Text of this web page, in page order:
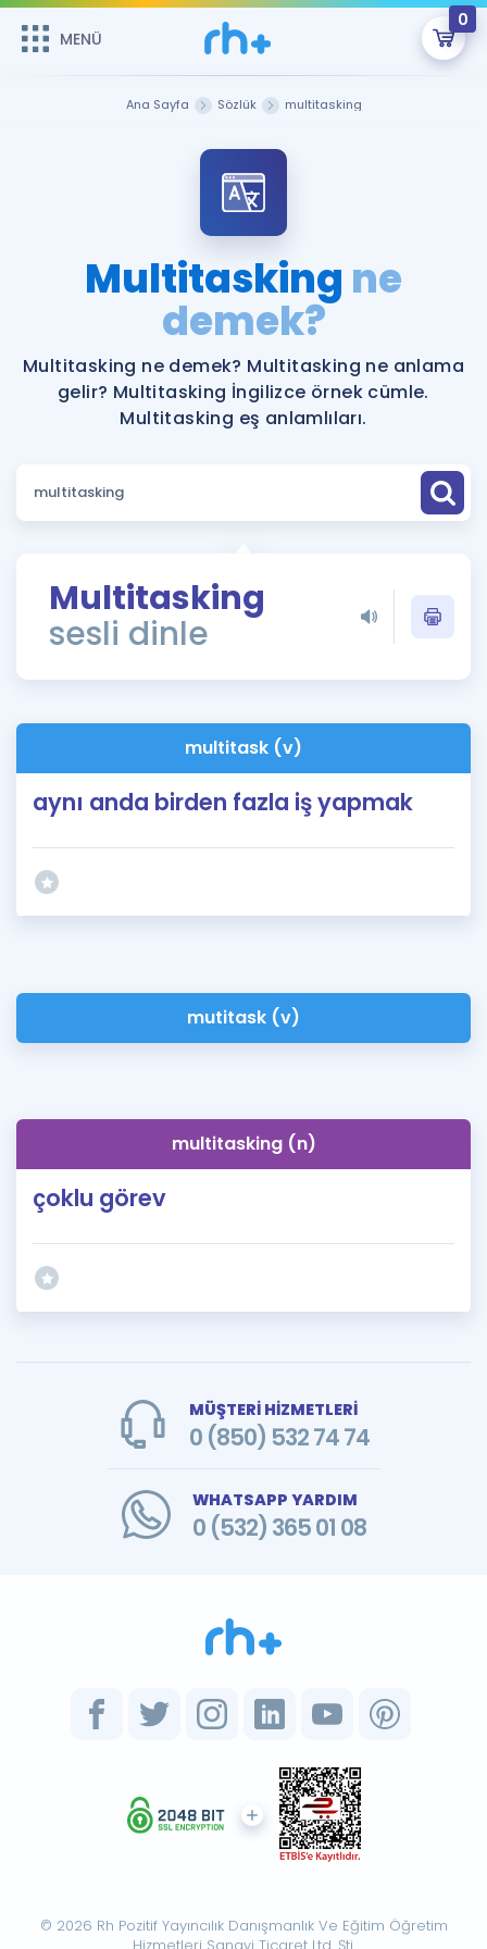
MENÜ
0
Şifremi Hatırlamıyorum
Sepetin Şu An Boş.
Remzi Hoca ile seni sınava hazırlayacak onlarca eğitim seni
bekliyor!
MENÜ
Katılımcı Görüşleri
Faydalı Araçlar
Ücretsiz Kaynaklar
Puan Hesaplama
ÖSYM Sınav Takvimi
Kampanyalar
İngilizce Gramer
İngilizce Gramer
Ana Sayfa Sözlük multitasking
Multitasking ne
demek?
Multitasking ne demek? Multitasking ne anlama
gelir? Multitasking İngilizce örnek cümle.
Multitasking eş anlamlıları.
Multitasking
sesli dinle
multitask (v)
aynı anda birden fazla iş yapmak
mutitask (v)
multitasking (n)
çoklu görev
MÜŞTERİ HİZMETLERİ
0 (850) 532 74 74
WHATSAPP YARDIM
0 (532) 365 01 08
© 2026 Rh Pozitif Yayıncılık Danışmanlık Ve Eğitim Öğretim